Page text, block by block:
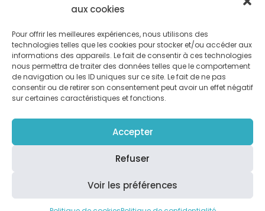
aux cookies
Pour offrir les meilleures expériences, nous utilisons des
technologies telles que les cookies pour stocker et/ou accéder aux
informations des appareils. Le fait de consentir à ces technologies
nous permettra de traiter des données telles que le comportement
de navigation ou les ID uniques sur ce site. Le fait de ne pas
consentir ou de retirer son consentement peut avoir un effet négatif
sur certaines caractéristiques et fonctions.
Accepter
Refuser
Voir les préférences
A propos
Blog & Actu
© 2023 Moment Care. All Rights Reserved